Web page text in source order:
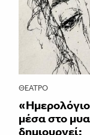
ΘΈΑΤΡΟ
μέσα στο
δημιουργεί;